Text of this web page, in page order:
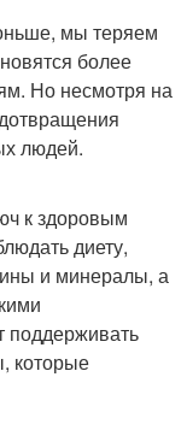
мы теряем
более
Но несмотря на
людей.
к здоровым
диету,
и минералы, а
поддерживать
которые